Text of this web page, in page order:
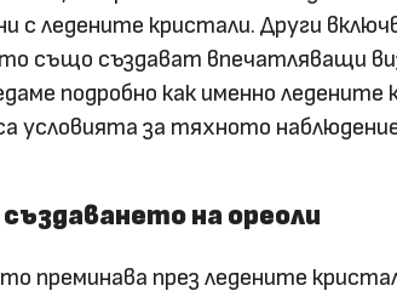
с ледените кристали. Други
също създават впечатляващи
подробно как именно
условията за тяхното
на ореоли
преминава през ледените